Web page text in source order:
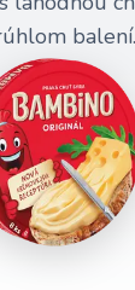
balení.